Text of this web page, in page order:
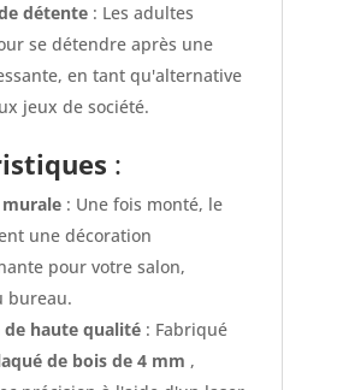
détente: Les adultes
se détendre après une
en tant qu'alternative
jeux de société.
:
: Une fois monté, le
une décoration
pour votre salon,
bureau.
de haute qualité: Fabriqué
de bois de 4 mm ,